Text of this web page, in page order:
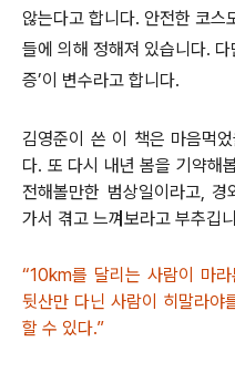
않는다고 합니다. 안전한 코스
들에 의해 정해져 있습니다.
증’이 변수라고 합니다.
김영준이 쓴 이 책은 마음먹
다. 또 다시 내년 봄을 기약해
전해볼만한 범상일이라고,
가서 겪고 느껴보라고 부추깁
“10km를 달리는 사람이 마
뒷산만 다닌 사람이 히말라야
할 수 있다.”